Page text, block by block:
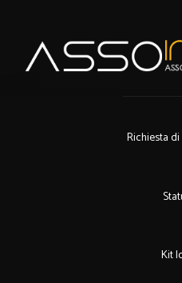
Richiesta
Kit